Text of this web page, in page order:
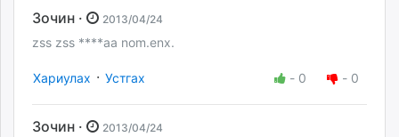
Зочин · 2013/04/24
zss zss ****aa nom.enx.
Хариулах · Устгах - 0 - 0
Зочин · 2013/04/24